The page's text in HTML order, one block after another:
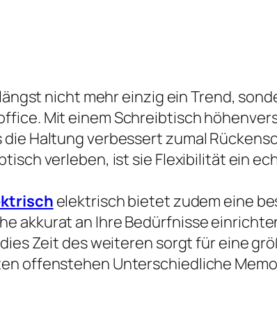
nicht mehr einzig ein Trend,
Mit einem Schreibtisch
Haltung verbessert zumal
verleben, ist sie Flexibilität ein
elektrisch bietet zudem eine
akkurat an Ihre Bedürfnisse
Zeit des weiteren sorgt für eine
offenstehen Unterschiedliche